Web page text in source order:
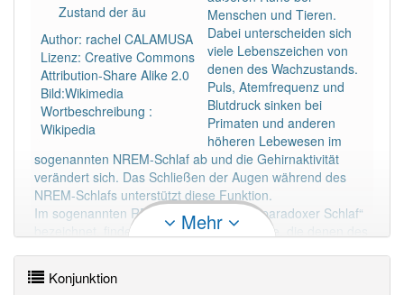
Wörter mit Endung : 13
Wörter mit Endung-schlaf
aber mit einem anderen
Artikelder: 0
89% unserer Spielapp-Nutzer haben den Artikel
korrekt erraten.
Author: rachel CALAMUSA
Lizenz: Creative Commons
Attribution-Share Alike 2.0
Bild:Wikimedia
Wortbeschreibung :
Wikipedia
Menschen und Tieren.
Dabei unterscheiden sich
viele Lebenszeichen von
denen des Wachzustands.
Puls, Atemfrequenz und
Blutdruck sinken bei
Primaten und anderen
höheren Lebewesen im
sogenannten NREM-Schlaf ab und die Gehirnaktivität
verändert sich. Das Schließen der Augen während des
NREM-Schlafs unterstützt diese Funktion.
Im sogenannten REM-Schlaf, auch als „paradoxer Schlaf“
bezeichnet, finden sich hingegen Zustände, die denen des
Gehirnaktivität (an Träume aus dieser Phase erinnert man
sich am häufigsten) und ein Anstieg von Herz- und
Mehr
Konjunktion